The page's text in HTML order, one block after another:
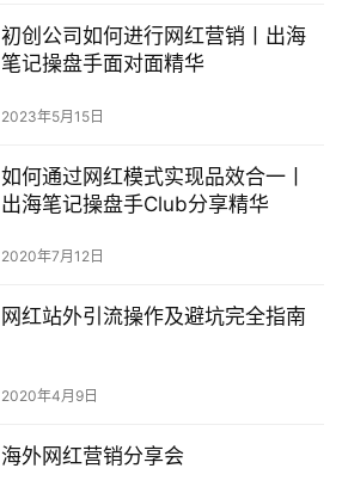
初创公司如何进行网红营销丨出海
笔记操盘手面对面精华
2023年5月15日
如何通过网红模式实现品效合一丨
出海笔记操盘手Club分享精华
2020年7月12日
网红站外引流操作及避坑完全指南
2020年4月9日
海外网红营销分享会